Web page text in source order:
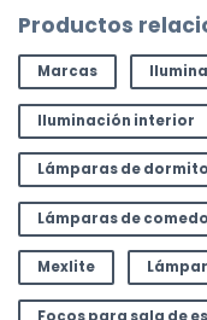
Productos
Marcas
Iluminación interior
Lámparas de
Lámparas de
Mexlite